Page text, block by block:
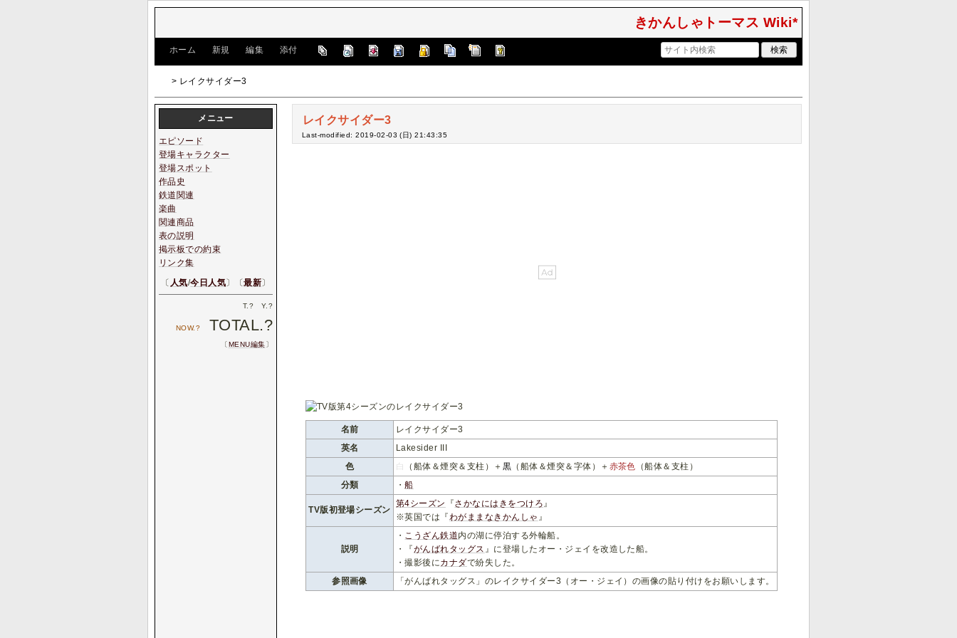
きかんしゃトーマス Wiki*
ホーム 新規 編集 添付
> レイクサイダー3
レイクサイダー3
Last-modified: 2019-02-03 (日) 21:43:35
名前
レイクサイダー3
英名
Lakesider III
色
白 （船体＆煙突＆支柱）＋ 黒 （船体＆煙突＆字体）＋ 赤茶色 （船体＆支柱）
分類
・船
TV版初登場シーズン
第4シーズン 『さかなにはきをつけろ 』
※英国では『 わがままなきかんしゃ 』
説明
・ こうざん鉄道内の湖に停泊する外輪船。
・『がんばれタッグス 』に登場したオー・ジェイを改造した船。
・撮影後にカナダで紛失した。
参照画像
「がんばれタッグス」のレイクサイダー3（オー・ジェイ）の画像の貼り付けをお願いします。
メニュー
エピソード
登場キャラクター
登場スポット
作品史
鉄道関連
楽曲
関連商品
表の説明
掲示板での約束
リンク集
〔 人気/今日人気〕〔最新〕
T. ? Y. ?
NOW.? TOTAL.?
〔MENU編集〕